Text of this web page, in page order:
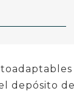
depósito